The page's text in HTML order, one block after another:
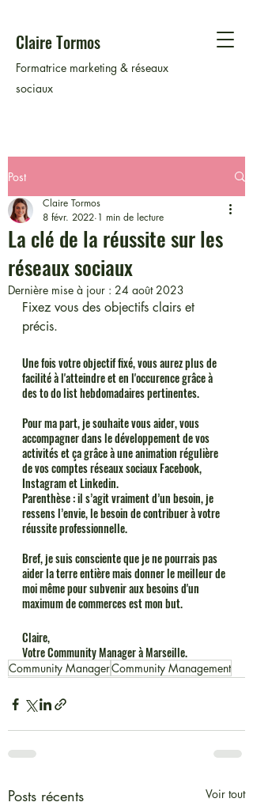
Claire Tormos
Formatrice marketing & réseaux
sociaux
Post
La clé de la réussite sur les
réseaux sociaux
Claire Tormos
8 févr. 2022 1 min de lecture
Dernière mise à jour : 24 août 2023
Fixez vous des objectifs clairs et
précis.
Une fois votre objectif fixé, vous aurez plus de
facilité à l'atteindre et en l'occurence grâce à
des to do list hebdomadaires pertinentes.
Pour ma part, je souhaite vous aider, vous
accompagner dans le développement de vos
activités et ça grâce à une animation régulière
de vos comptes réseaux sociaux Facebook,
Instagram et Linkedin.
Parenthèse : il s’agit vraiment d’un besoin, je
ressens l’envie, le besoin de contribuer à votre
réussite professionnelle.
Bref, je suis consciente que je ne pourrais pas
aider la terre entière mais donner le meilleur de
moi même pour subvenir aux besoins d'un
maximum de commerces est mon but.
Claire,
Votre Community Manager à Marseille.
Community ManagerCommunity Management
Posts récents Voir tout